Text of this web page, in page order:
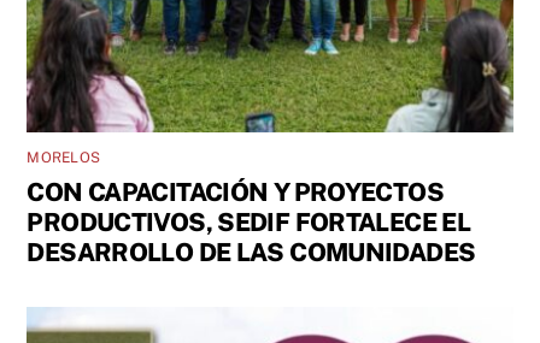
MORELOS
CON CAPACITACIÓN Y PROYECTOS
PRODUCTIVOS, SEDIF FORTALECE EL
DESARROLLO DE LAS COMUNIDADES